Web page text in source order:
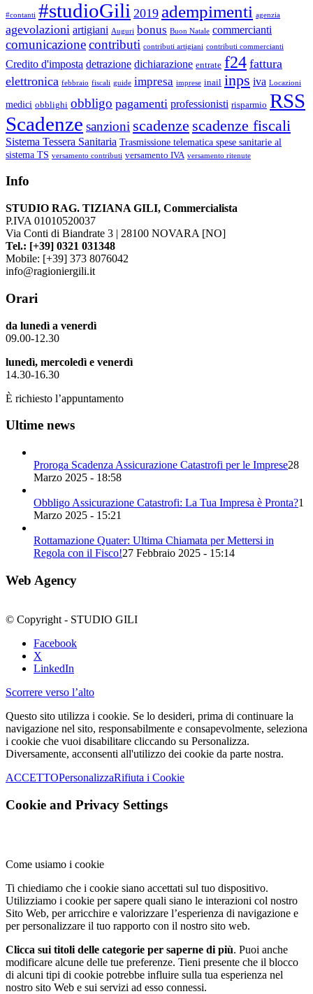
#contanti #studioGili 2019 adempimenti agenzia
agevolazioni artigiani Auguri bonus Buon Natale commercianti
comunicazionecontributi contributi artigiani contributi commercianti
Credito d'imposta detrazione dichiarazione entrate f24 fattura
elettronica febbraio fiscali guide impresa imprese inail inps iva Locazioni
medici obblighi obbligo pagamenti professionisti risparmio RSS
Scadenze sanzioni scadenze scadenze fiscali
Sistema Tessera Sanitaria Trasmissione telematica spese sanitarie al
sistema TS versamento contributi versamento IVA versamento ritenute
Info
STUDIO RAG. TIZIANA GILI, Commercialista
P.IVA 01010520037
Via Conti di Biandrate 3 | 28100 NOVARA [NO]
Tel.: [+39] 0321 031348
Mobile: [+39] 373 8076042
info@ragioniergili.it
Orari
da lunedì a venerdì
09.00-12.30
lunedì, mercoledì e venerdì
14.30-16.30
È richiesto l’appuntamento
Ultime news
Proroga Scadenza Assicurazione Catastrofi per le Imprese28
Marzo 2025 - 18:58
Obbligo Assicurazione Catastrofi: La Tua Impresa è Pronta?1
Marzo 2025 - 15:21
Rottamazione Quater: Ultima Chiamata per Mettersi in
Regola con il Fisco!27 Febbraio 2025 - 15:14
Web Agency
© Copyright - STUDIO GILI
Facebook
X
LinkedIn
Scorrere verso l’alto
Questo sito utilizza i cookie. Se lo desideri, prima di continuare la
navigazione nel sito, responsabilmente e consapevolmente, seleziona
i cookie che vuoi disabilitare cliccando su Personalizza.
Diversamente, acconsenti all'utilizzo dei cookie da parte nostra.
ACCETTOPersonalizzaRifiuta i Cookie
Cookie and Privacy Settings
Come usiamo i cookie
Ti chiediamo che i cookie siano accettati sul tuo dispositivo.
Utilizziamo i cookie per sapere quali siano le interazioni col nostro
Sito Web, per arricchire e valorizzare l’esperienza di navigazione e
per personalizzare il tuo rapporto con il nostro sito web.
Clicca sui titoli delle categorie per saperne di più. Puoi anche
modificare alcune delle tue preferenze. Tieni presente che il blocco
di alcuni tipi di cookie potrebbe influire sulla tua esperienza nel
nostro sito Web e sui servizi ad esso connessi.